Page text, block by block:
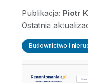
Publikacja: Piotr
Ostatnia
Budownictwo i